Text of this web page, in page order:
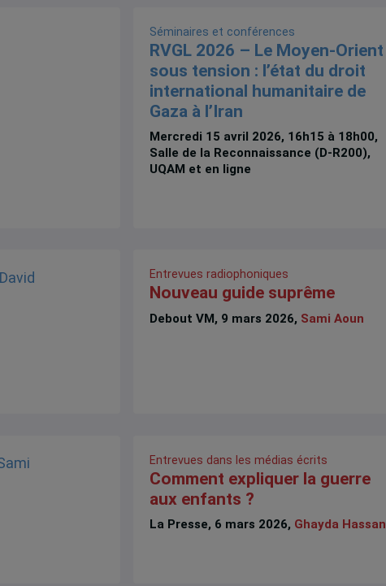
Séminaires et conférences
RVGL 2026 – Le Moyen-Orient
sous tension : l’état du droit
international humanitaire de
Gaza à l’Iran
Mercredi 15 avril 2026, 16h15 à 18h00,
Salle de la Reconnaissance (D-R200),
UQAM et en ligne
Entrevues radiophoniques
Nouveau guide suprême
Debout VM, 9 mars 2026, Sami Aoun
Entrevues dans les médias écrits
Comment expliquer la guerre
aux enfants ?
La Presse, 6 mars 2026, Ghayda Hassan